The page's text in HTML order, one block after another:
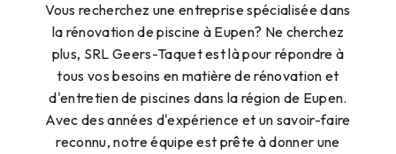
Vous recherchez une entreprise spécialisée dans
la rénovation de piscine à Eupen? Ne cherchez
plus, SRL Geers-Taquet est là pour répondre à
tous vos besoins en matière de rénovation et
d'entretien de piscines dans la région de Eupen.
Avec des années d'expérience et un savoir-faire
reconnu, notre équipe est prête à donner une